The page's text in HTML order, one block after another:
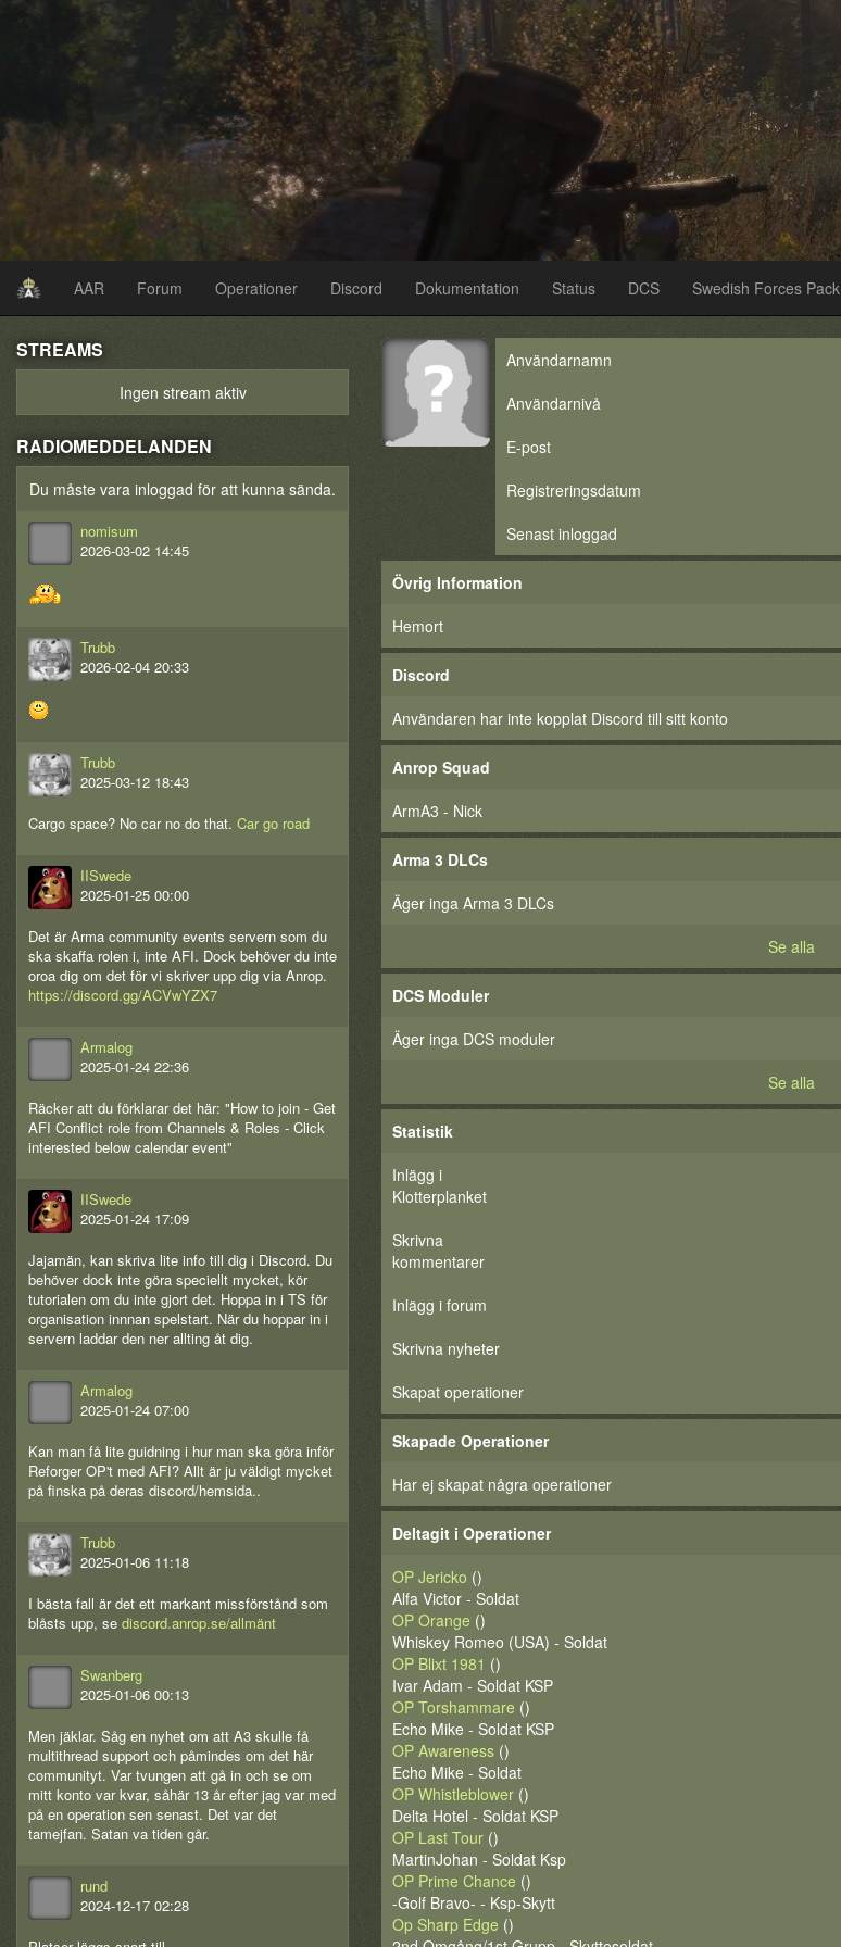
AAR Forum Operationer Discord Dokumentation Status DCS Swedish Forces Pack
STREAMS
Ingen stream aktiv
RADIOMEDDELANDEN
Du måste vara inloggad för att kunna sända.
nomisum
2026-03-02 14:45
Trubb
2026-02-04 20:33
Trubb
2025-03-12 18:43
Cargo space? No car no do that. Car go road
IISwede
2025-01-25 00:00
Det är Arma community events servern som du
ska skaffa rolen i, inte AFI. Dock behöver du inte
oroa dig om det för vi skriver upp dig via Anrop.
https://discord.gg/ACVwYZX7
Armalog
2025-01-24 22:36
Räcker att du förklarar det här: "How to join - Get
AFI Conflict role from Channels & Roles - Click
interested below calendar event"
IISwede
2025-01-24 17:09
Jajamän, kan skriva lite info till dig i Discord. Du
behöver dock inte göra speciellt mycket, kör
tutorialen om du inte gjort det. Hoppa in i TS för
organisation innnan spelstart. När du hoppar in i
servern laddar den ner allting åt dig.
Armalog
2025-01-24 07:00
Kan man få lite guidning i hur man ska göra inför
Reforger OP't med AFI? Allt är ju väldigt mycket
på finska på deras discord/hemsida..
Trubb
2025-01-06 11:18
I bästa fall är det ett markant missförstånd som
blåsts upp, se discord.anrop.se/allmänt
Swanberg
2025-01-06 00:13
Men jäklar. Såg en nyhet om att A3 skulle få
multithread support och påmindes om det här
communityt. Var tvungen att gå in och se om
mitt konto var kvar, såhär 13 år efter jag var med
på en operation sen senast. Det var det
tamejfan. Satan va tiden går.
rund
2024-12-17 02:28
Användarnamn
Användarnivå
E-post
Registreringsdatum
Senast inloggad
Övrig Information
Hemort
Discord
Användaren har inte kopplat Discord till sitt konto
Anrop Squad
ArmA3 - Nick
Arma 3 DLCs
Äger inga Arma 3 DLCs
Se alla
DCS Moduler
Äger inga DCS moduler
Se alla
Statistik
Inlägg i
Klotterplanket
Skrivna
kommentarer
Inlägg i forum
Skrivna nyheter
Skapat operationer
Skapade Operationer
Har ej skapat några operationer
Deltagit i Operationer
OP Jericko ()
Alfa Victor - Soldat
OP Orange ()
Whiskey Romeo (USA) - Soldat
OP Blixt 1981 ()
Ivar Adam - Soldat KSP
OP Torshammare ()
Echo Mike - Soldat KSP
OP Awareness ()
Echo Mike - Soldat
OP Whistleblower ()
Delta Hotel - Soldat KSP
OP Last Tour ()
MartinJohan - Soldat Ksp
OP Prime Chance ()
-Golf Bravo- - Ksp-Skytt
Op Sharp Edge ()